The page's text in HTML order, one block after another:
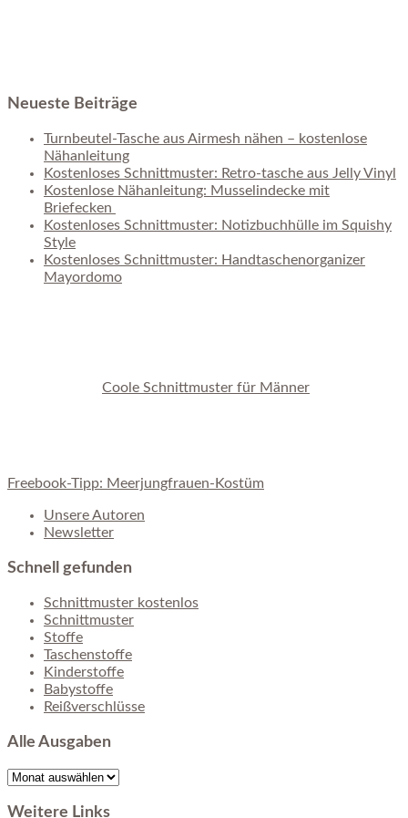
Neueste Beiträge
Turnbeutel-Tasche aus Airmesh nähen – kostenlose
Nähanleitung
Kostenloses Schnittmuster: Retro-tasche aus Jelly Vinyl
Kostenlose Nähanleitung: Musselindecke mit
Briefecken
Kostenloses Schnittmuster: Notizbuchhülle im Squishy
Style
Kostenloses Schnittmuster: Handtaschenorganizer
Mayordomo
Coole Schnittmuster für Männer
Freebook-Tipp: Meerjungfrauen-Kostüm
Unsere Autoren
Newsletter
Schnell gefunden
Schnittmuster kostenlos
Schnittmuster
Stoffe
Taschenstoffe
Kinderstoffe
Babystoffe
Reißverschlüsse
Alle Ausgaben
Alle
Weitere Links